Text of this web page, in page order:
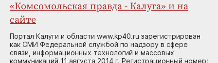
«Комсомольская правда - Калуга» и на
сайте
Портал Калуги и области www.kp40.ru зарегистрирован
как СМИ Федеральной службой по надзору в сфере
связи, информационных технологий и массовых
коммуникаций 11 августа 2014 г. Регистрационный номер: